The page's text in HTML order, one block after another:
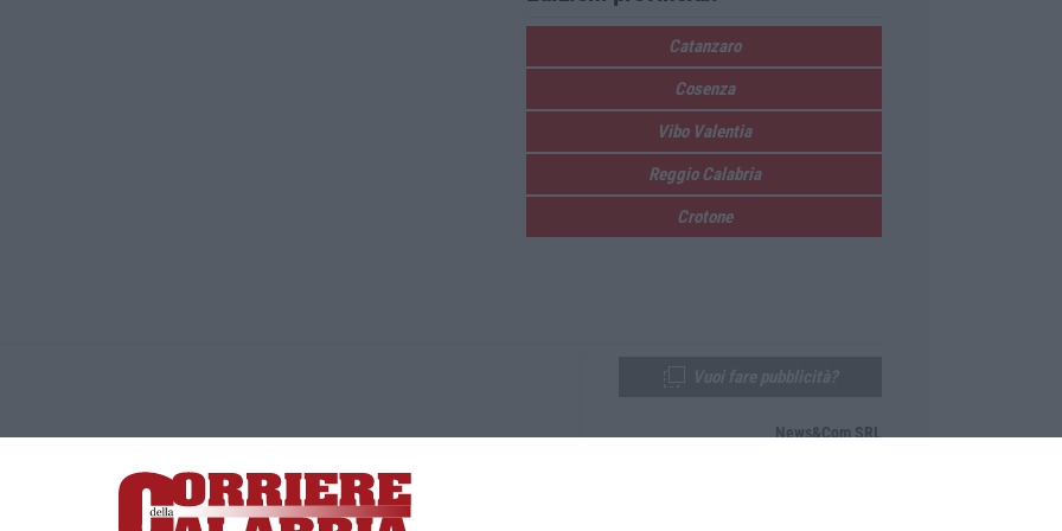
Catanzaro
Cosenza
Vibo Valentia
Reggio Calabria
Crotone
Lamezia Terme (CZ)
responsabile Paola Militano |Privacy
News&Com SRL